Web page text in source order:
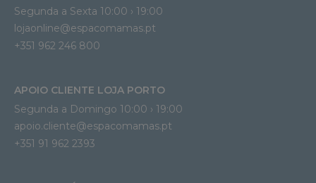
Segunda a Sexta 10:00 › 19:00
lojaonline@espacomamas.pt
+351 962 246 800
APOIO CLIENTE LOJA PORTO
Segunda a Domingo 10:00 › 19:00
apoio.cliente@espacomamas.pt
+351 91 962 2393